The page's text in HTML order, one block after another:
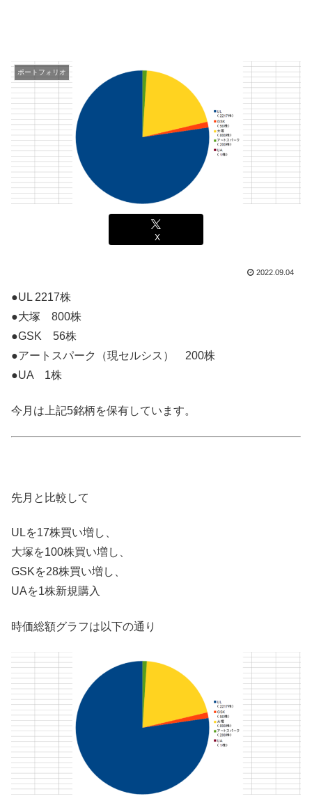
ポートフォリオ
X
2022.09.04
●UL 2217株
●大塚 800株
●GSK 56株
●アートスパーク（現セルシス） 200株
●UA 1株
今月は上記5銘柄を保有しています。
先月と比較して
ULを17株買い増し、
大塚を100株買い増し、
GSKを28株買い増し、
UAを1株新規購入
時価総額グラフは以下の通り